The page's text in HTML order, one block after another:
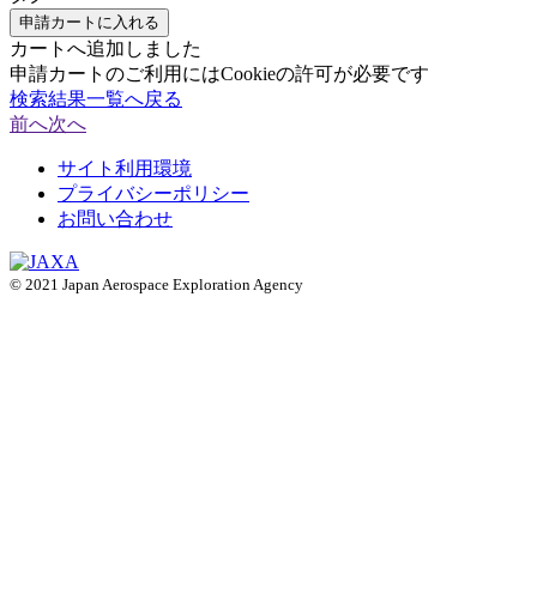
申請カートに入れる
カートへ追加しました
申請カートのご利用にはCookieの許可が必要です
検索結果一覧へ戻る
前へ次へ
サイト利用環境
プライバシーポリシー
お問い合わせ
© 2021 Japan Aerospace Exploration Agency